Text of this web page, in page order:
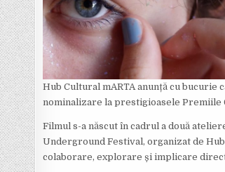
Hub Cultural mARTA anunță cu
nominalizare la prestigioasele Premiile
Filmul s-a născut în cadrul a două
Underground Festival, organizat de
colaborare, explorare și implicare